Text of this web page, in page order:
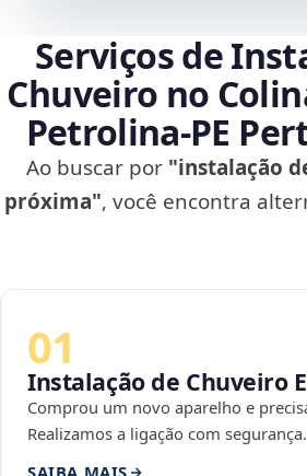
Serviços de
Chuveiro no
Petrolina‑PE
Ao buscar por "instalação
próxima", você encontra
01
Instalação de Chuveiro
Comprou um novo aparelho e
Realizamos a ligação com segurança.